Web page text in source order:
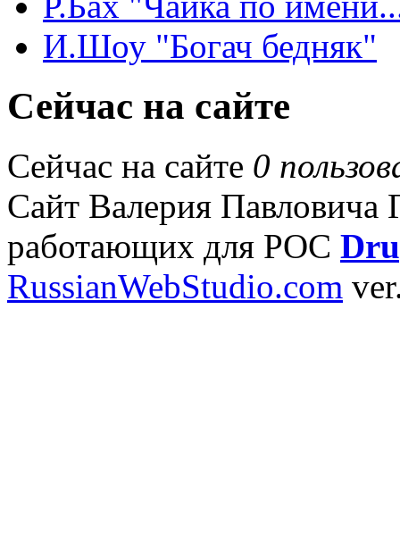
И.Шоу "Богач бедняк"
Сейчас на сайте
Сейчас на сайте 0
Сайт Валерия Павловича
работающих для РОС
RussianWebStudio.com